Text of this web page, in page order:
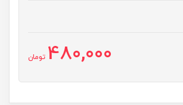
480,000 تومان